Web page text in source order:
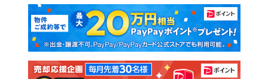
新築マンション 中古マンション
新築一戸建て 中古一戸建て
注文住宅 土地
マンションカタログ 教えて！住まいの先生